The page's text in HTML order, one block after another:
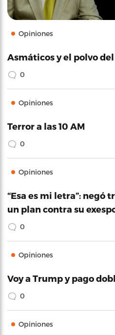
Opiniones
Asmáticos y el polvo
0
Opiniones
Terror a las 10 AM
0
Opiniones
“Esa es mi letra”: negó
un plan contra su
0
Opiniones
Voy a Trump y pago
0
Opiniones